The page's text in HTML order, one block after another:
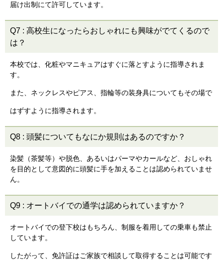
届け出制にて許可しています。
Q7 : 高校生になったらおしゃれにも興味がでてくるので
は？
本校では、化粧やマニキュアはすぐに落とすように指導されま
す。
また、ネックレスやピアス、指輪等の装身具についてもその場で
はずすように指導されます。
Q8 : 頭髪についてもなにか規則はあるのですか？
染髪（茶髪等）や脱色、あるいはパーマやカールなど、おしゃれ
を目的として意図的に頭髪に手を加えることは認められていませ
ん。
Q9 : オートバイでの通学は認められていますか？
オートバイでの登下校はもちろん、制服を着用しての乗車も禁止
しています。
したがって、免許証はご家族で相談して取得することは可能です